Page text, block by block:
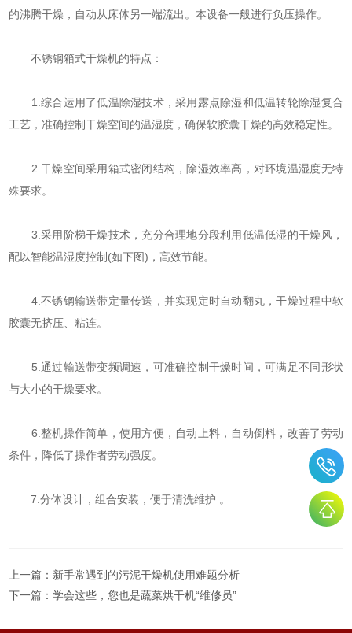
的沸腾干燥，自动从床体另一端流出。本设备一般进行负压操作。
不锈钢箱式干燥机的特点：
1.综合运用了低温除湿技术，采用露点除湿和低温转轮除湿复合
工艺，准确控制干燥空间的温湿度，确保软胶囊干燥的高效稳定性。
2.干燥空间采用箱式密闭结构，除湿效率高，对环境温湿度无特
殊要求。
3.采用阶梯干燥技术，充分合理地分段利用低温低湿的干燥风，
配以智能温湿度控制(如下图)，高效节能。
4.不锈钢输送带定量传送，并实现定时自动翻丸，干燥过程中软
胶囊无挤压、粘连。
5.通过输送带变频调速，可准确控制干燥时间，可满足不同形状
与大小的干燥要求。
6.整机操作简单，使用方便，自动上料，自动倒料，改善了劳动
条件，降低了操作者劳动强度。
7.分体设计，组合安装，便于清洗维护 。
上一篇： 新手常遇到的污泥干燥机使用难题分析
下一篇：学会这些，您也是蔬菜烘干机“维修员”